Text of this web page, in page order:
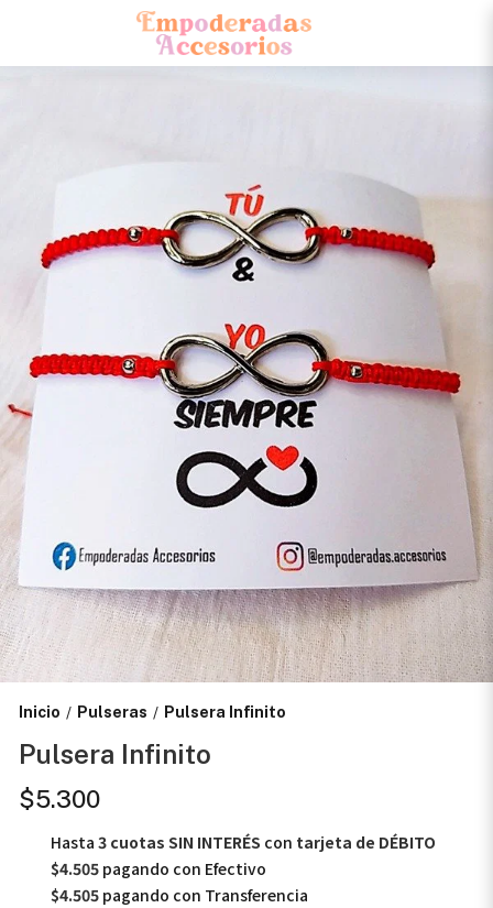
Inicio / Pulseras / Pulsera Infinito
Pulsera Infinito
$5.300
Hasta 3 cuotas SIN INTERÉS con tarjeta de DÉBITO
$4.505pagando con Efectivo
$4.505pagando con Transferencia